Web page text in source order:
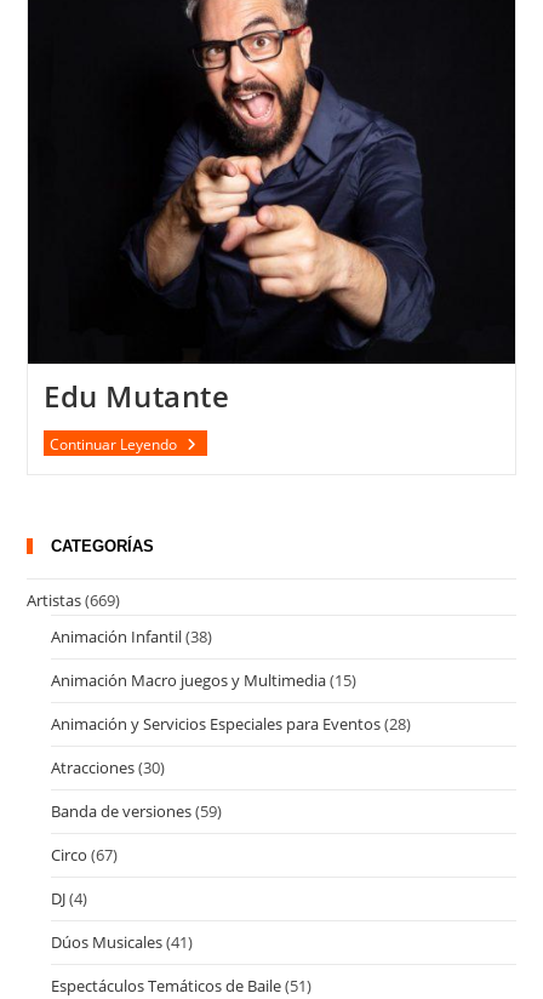
Edu Mutante
Continuar LeyendoEdu
CATEGORÍAS
Artistas(669)
Animación Infantil(38)
Animación Macro juegos y Multimedia(15)
Animación y Servicios Especiales para Eventos(28)
Atracciones(30)
Banda de versiones(59)
Circo (67)
DJ(4)
Dúos Musicales(41)
Espectáculos Temáticos de Baile(51)